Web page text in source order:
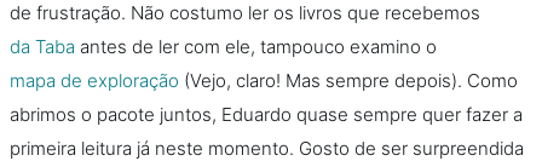
de frustração. Não costumo ler os livros que recebemos
da Taba antes de ler com ele, tampouco examino o
mapa de exploração (Vejo, claro! Mas sempre depois). Como
abrimos o pacote juntos, Eduardo quase sempre quer fazer a
primeira leitura já neste momento. Gosto de ser surpreendida